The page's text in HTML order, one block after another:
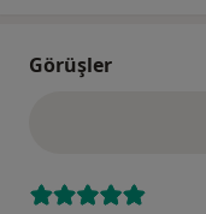
Görüşler